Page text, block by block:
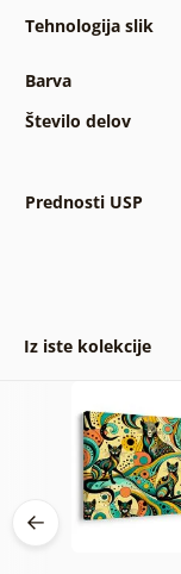
Tehnologija slik
Barva
Število delov
Prednosti USP
Iz iste kolekcije